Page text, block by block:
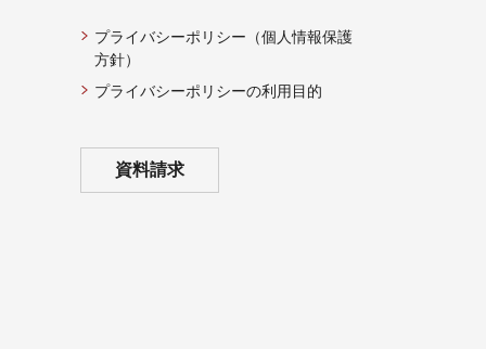
プライバシーポリシー（個人情報保護
方針）
プライバシーポリシーの利用目的
資料請求